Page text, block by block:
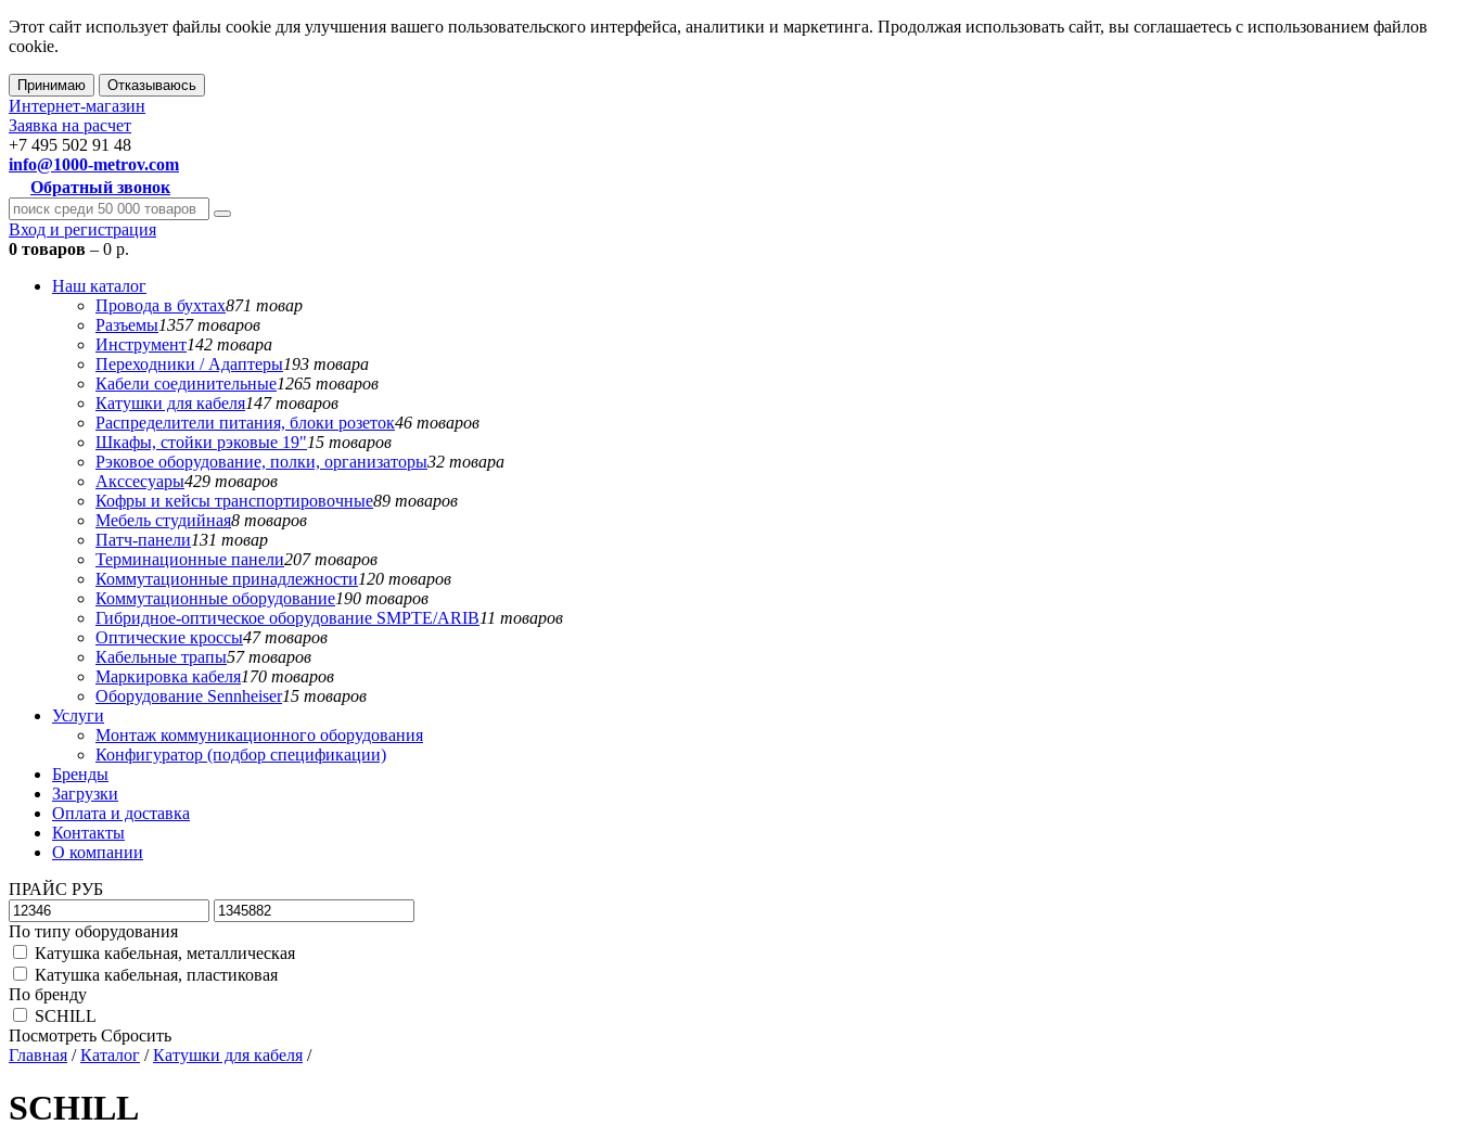
Этот сайт использует файлы cookie для улучшения вашего пользовательского интерфейса, аналитики и маркетинга. Продолжая использовать сайт, вы соглашаетесь с использованием файлов
cookie.
Принимаю Отказываюсь
Интернет-магазин
Заявка на расчет
+7 495 502 91 48
info@1000-metrov.com
Обратный звонок
Вход и регистрация
0 товаров – 0 р.
Наш каталог
Провода в бухтах871 товар
Разъемы1357 товаров
Инструмент142 товара
Переходники / Адаптеры193 товара
Кабели соединительные1265 товаров
Катушки для кабеля147 товаров
Распределители питания, блоки розеток46 товаров
Шкафы, стойки рэковые 19"15 товаров
Рэковое оборудование, полки, организаторы32 товара
Акссесуары429 товаров
Кофры и кейсы транспортировочные89 товаров
Мебель студийная8 товаров
Патч-панели131 товар
Терминационные панели207 товаров
Коммутационные принадлежности120 товаров
Коммутационные оборудование190 товаров
Гибридное-оптическое оборудование SMPTE/ARIB11 товаров
Оптические кроссы47 товаров
Кабельные трапы57 товаров
Маркировка кабеля170 товаров
Оборудование Sennheiser15 товаров
Услуги
Монтаж коммуникационного оборудования
Конфигуратор (подбор спецификации)
Бренды
Загрузки
Оплата и доставка
Контакты
О компании
ПРАЙС РУБ
По типу оборудования
Катушка кабельная, металлическая
Катушка кабельная, пластиковая
По бренду
SCHILL
Посмотреть Сбросить
Главная /Каталог /Катушки для кабеля /
SCHILL